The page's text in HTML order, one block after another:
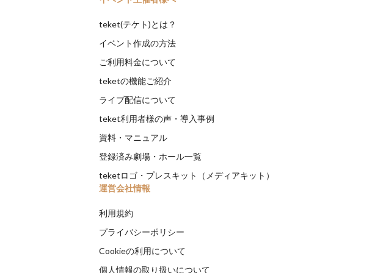
teket(テケト)とは？
イベント作成の方法
ご利用料金について
teketの機能ご紹介
ライブ配信について
teket利用者様の声・導入事例
資料・マニュアル
登録済み劇場・ホール一覧
teketロゴ・プレスキット（メディアキット）
運営会社情報
利用規約
プライバシーポリシー
Cookieの利用について
個人情報の取り扱いについて